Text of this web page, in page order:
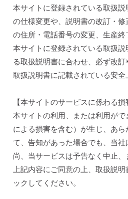
本サイトに登録されている取扱
の仕様変更や、説明書の改訂・
の住所・電話番号の変更、生産
本サイトに登録されている取扱
る取扱説明書に合わせ、必ず改
取扱説明書に記載されている安
【本サイトのサービスに係わる損
本サイトの利用、または利用が
による損害を含む）が生じ、あ
て、告知があった場合でも、当社
尚、当サービスは予告なく中止
上記内容にご同意の上、取扱説
ックしてください。